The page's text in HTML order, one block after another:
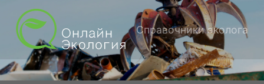
Справочники эколога